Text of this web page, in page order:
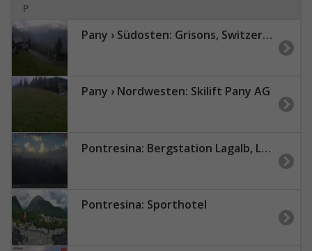
P
Pany › Südosten: Grisons, Switzerland
Pany › Nordwesten: Skilift Pany AG
Pontresina: Bergstation Lagalb, Lagalb, Sicht Poschiavo
Pontresina: Sporthotel